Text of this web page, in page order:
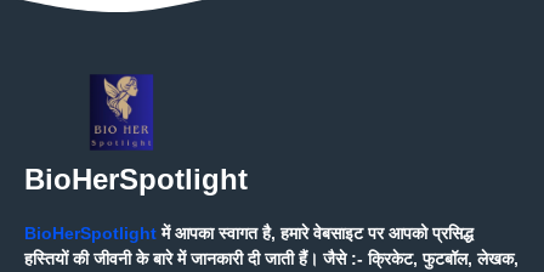
BioHerSpotlight
BioHerSpotlightमें आपका स्वागत है, हमारे वेबसाइट पर आपको प्रसिद्ध
हस्तियों की जीवनी के बारे में जानकारी दी जाती हैं। जैसे :- क्रिकेट, फुटबॉल, लेखक,